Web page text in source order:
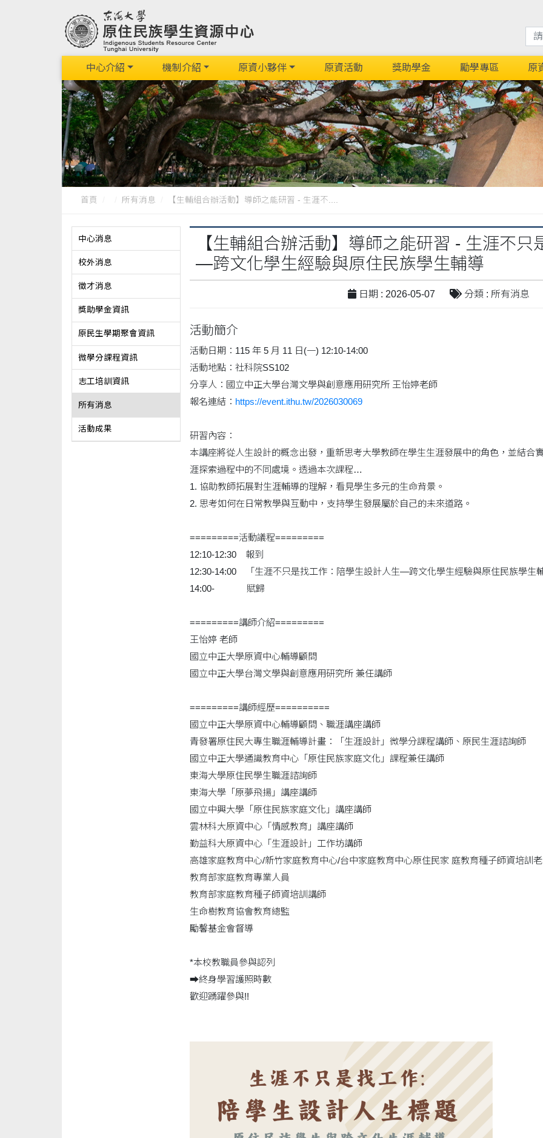
中心介紹 機制介紹 原資小夥伴 原資活動 獎助學金 勵學專區 原
首頁 所有消息 【生輔組合辦活動】導師之能研習 - 生涯不....
中心消息
校外消息
徵才消息
獎助學金資訊
原民生學期聚會資訊
微學分課程資訊
志工培訓資訊
所有消息
活動成果
【生輔組合辦活動】導師之能研習 - 生涯不
—跨文化學生經驗與原住民族學生輔導
日期 : 2026-05-07 分類 : 所有消息
活動簡介
活動日期：115 年 5 月 11 日(一) 12:10-14:00
活動地點：社科院SS102
分享人：國立中正大學台灣文學與創意應用研究所 王怡婷老師
報名連結： https://event.ithu.tw/2026030069
研習內容：
本講座將從人生設計的概念出發，重新思考大學教師在學生生涯發展中的角色，並結合
涯探索過程中的不同處境。透過本次課程…
1. 協助教師拓展對生涯輔導的理解，看見學生多元的生命背景。
2. 思考如何在日常教學與互動中，支持學生發展屬於自己的未來道路。
=========活動議程=========
12:10-12:30 報到
12:30-14:00 「生涯不只是找工作：陪學生設計人生—跨文化學生經驗與原住民族學生
14:00- 賦歸
=========講師介紹=========
王怡婷 老師
國立中正大學原資中心輔導顧問
國立中正大學台灣文學與創意應用研究所 兼任講師
=========講師經歷==========
國立中正大學原資中心輔導顧問、職涯講座講師
青發署原住民大專生職涯輔導計畫：「生涯設計」微學分課程講師、原民生涯諮詢師
國立中正大學通識教育中心「原住民族家庭文化」課程兼任講師
東海大學原住民學生職涯諮詢師
東海大學「原夢飛揚」講座講師
國立中興大學「原住民族家庭文化」講座講師
雲林科大原資中心「情感教育」講座講師
勤益科大原資中心「生涯設計」工作坊講師
高雄家庭教育中心/新竹家庭教育中心/台中家庭教育中心原住民家 庭教育種子師資培訓
教育部家庭教育專業人員
教育部家庭教育種子師資培訓講師
生命樹教育協會教育總監
勵馨基金會督導
*本校教職員參與認列
➡️終身學習護照時數
歡迎踴躍參與!!